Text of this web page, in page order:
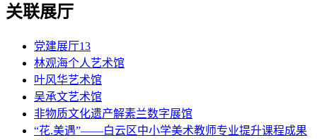
关联展厅
党建展厅13
林观海个人艺术馆
叶风华艺术馆
吴承文艺术馆
非物质文化遗产解素兰数字展馆
“花.美遇”——白云区中小学美术教师专业提升课程成果